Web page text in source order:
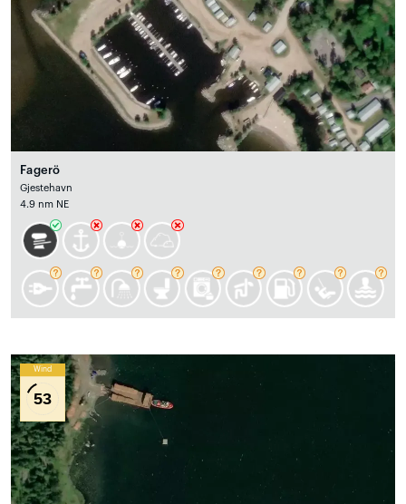
Fagerö
Gjestehavn
4.9 nm NE
Wind
53